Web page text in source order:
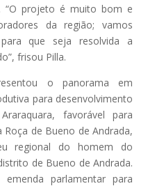
“O projeto é muito bom e
da região; vamos
que seja resolvida a
frisou Pilla.
o panorama em
para desenvolvimento
favorável para
de Bueno de Andrada,
regional do homem do
de Bueno de Andrada.
parlamentar para